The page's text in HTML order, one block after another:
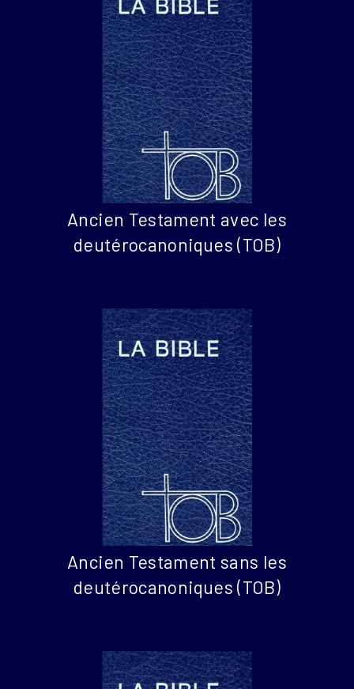
Ancien Testament avec les
deutérocanoniques (TOB)
Ancien Testament sans les
deutérocanoniques (TOB)